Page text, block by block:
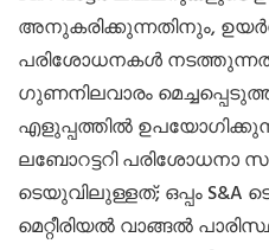
അനുകരിക്കുന്നതിനും,
പരിശോധനകൾ
ഗുണനിലവാരം
എളുപ്പത്തിൽ
ലബോറട്ടറി പരിശോധനാ
ടെയുവിലുള്ളത്; ഒപ്പം S&A
മെറ്റീരിയൽ വാങ്ങൽ